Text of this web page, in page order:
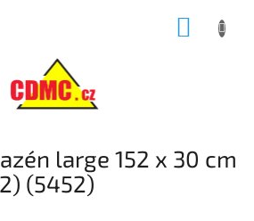
large 152 x 30 cm
(5452)